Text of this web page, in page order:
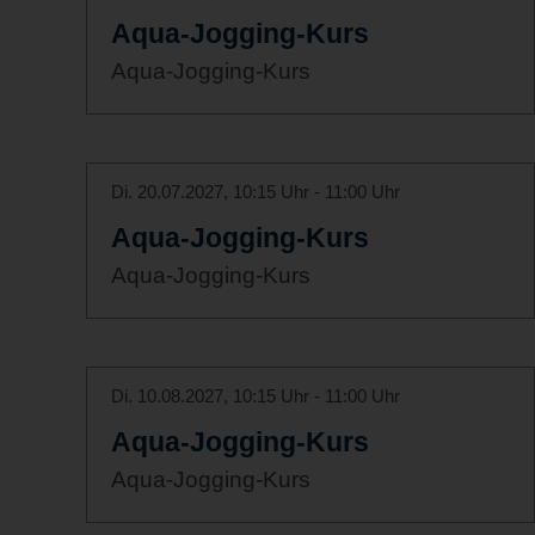
Aqua-Jogging-Kurs
Aqua-Jogging-Kurs
Di. 20.07.2027, 10:15 Uhr - 11:00 Uhr
Aqua-Jogging-Kurs
Aqua-Jogging-Kurs
Di. 10.08.2027, 10:15 Uhr - 11:00 Uhr
Aqua-Jogging-Kurs
Aqua-Jogging-Kurs